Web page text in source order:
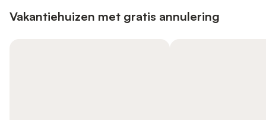
Vakantiehuizen met gratis annulering